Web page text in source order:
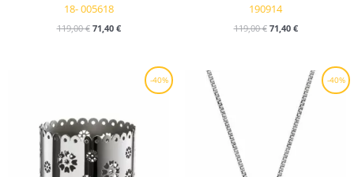
18- 005618
119,00€ 71,40 €
190914
119,00€ 71,40 €
-40%
Alkuperäinen
Nykyinen
-40%
Alkuperäinen
249,00 €.
Nykyinen
hinta
on:
149,40 €.